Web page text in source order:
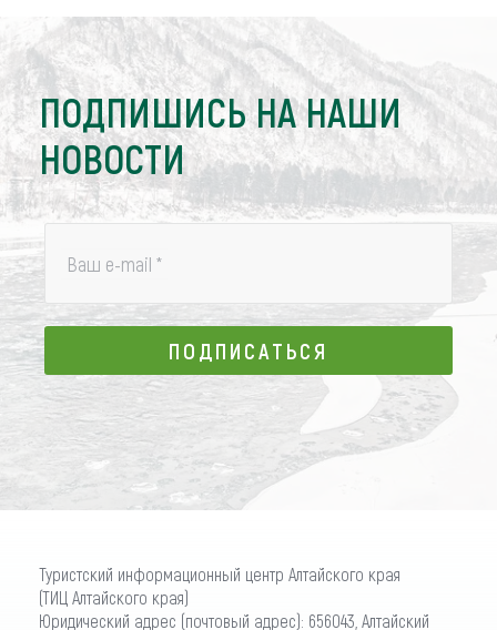
ПОДПИШИСЬ НА НАШИ
НОВОСТИ
Ваш e-mail *
ПОДПИСАТЬСЯ
ПОДПИСАТЬСЯ
Туристский информационный центр Алтайского края
(ТИЦ Алтайского края)
Юридический адрес (почтовый адрес): 656043, Алтайский